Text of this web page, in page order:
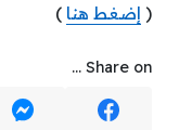
( إضغط هنا )
Share on ...